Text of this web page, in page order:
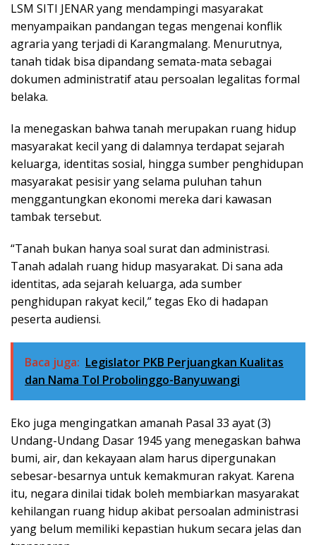
LSM SITI JENAR yang mendampingi masyarakat
menyampaikan pandangan tegas mengenai konflik
agraria yang terjadi di Karangmalang. Menurutnya,
tanah tidak bisa dipandang semata-mata sebagai
dokumen administratif atau persoalan legalitas formal
belaka.
Ia menegaskan bahwa tanah merupakan ruang hidup
masyarakat kecil yang di dalamnya terdapat sejarah
keluarga, identitas sosial, hingga sumber penghidupan
masyarakat pesisir yang selama puluhan tahun
menggantungkan ekonomi mereka dari kawasan
tambak tersebut.
“Tanah bukan hanya soal surat dan administrasi.
Tanah adalah ruang hidup masyarakat. Di sana ada
identitas, ada sejarah keluarga, ada sumber
penghidupan rakyat kecil,” tegas Eko di hadapan
peserta audiensi.
Baca juga: Legislator PKB Perjuangkan Kualitas
dan Nama Tol Probolinggo-Banyuwangi
Eko juga mengingatkan amanah Pasal 33 ayat (3)
Undang-Undang Dasar 1945 yang menegaskan bahwa
bumi, air, dan kekayaan alam harus dipergunakan
sebesar-besarnya untuk kemakmuran rakyat. Karena
itu, negara dinilai tidak boleh membiarkan masyarakat
kehilangan ruang hidup akibat persoalan administrasi
yang belum memiliki kepastian hukum secara jelas dan